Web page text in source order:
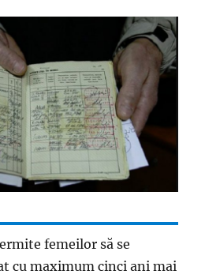
femeilor să se
cu maximum cinci ani mai